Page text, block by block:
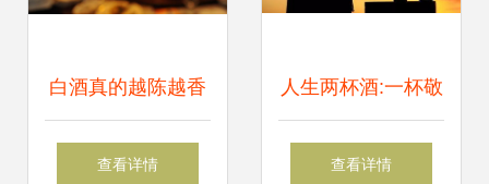
白酒真的越陈越香
吗？保质期与最佳
查看详情
人生两杯酒:一杯敬
过往，一杯敬明天
查看详情